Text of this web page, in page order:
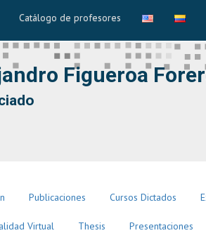
Catálogo de profesores
Figueroa
Publicaciones Cursos Dictados
Virtual Thesis Presentaciones